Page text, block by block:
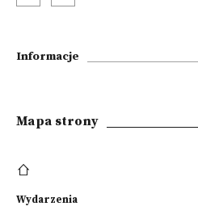
Informacje
Mapa strony
Wydarzenia